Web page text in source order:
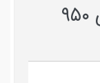
قفل پارس کتابی برنجی ۹۵۰